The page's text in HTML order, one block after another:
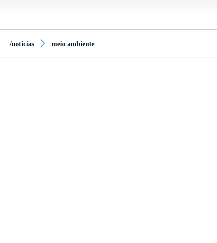
/notícias meio ambiente